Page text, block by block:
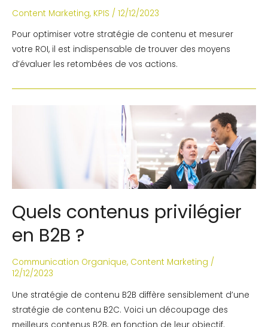
Content Marketing, KPIS / 12/12/2023
Pour optimiser votre stratégie de contenu et mesurer
votre ROI, il est indispensable de trouver des moyens
d’évaluer les retombées de vos actions.
Quels contenus privilégier
en B2B ?
Communication Organique, Content Marketing /
12/12/2023
Une stratégie de contenu B2B diffère sensiblement d’une
stratégie de contenu B2C. Voici un découpage des